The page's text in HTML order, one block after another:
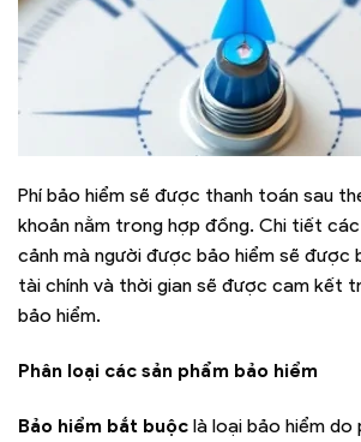
Phí bảo hiểm sẽ được thanh toán sau
khoản nằm trong hợp đồng. Chi tiết
cảnh mà người được bảo hiểm sẽ được
tài chính và thời gian sẽ được cam kết
bảo hiểm.
Phân loại các sản phẩm bảo hiểm
Bảo hiểm bắt buộc là loại bảo hiểm do